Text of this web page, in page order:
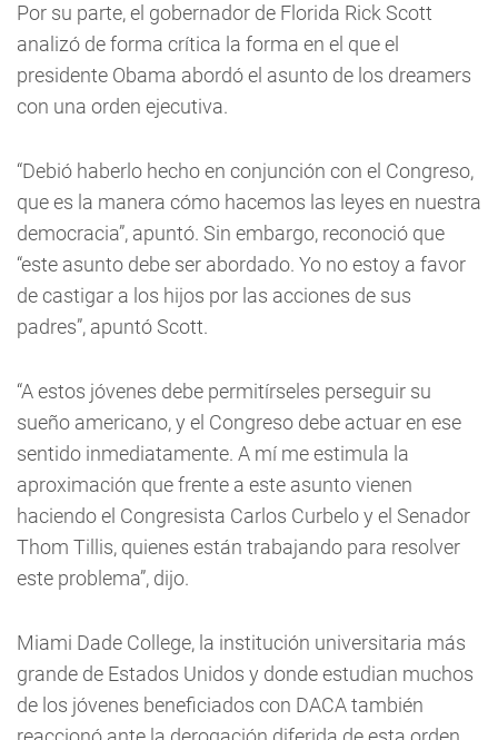
Por su parte, el gobernador de Florida Rick Scott
analizó de forma crítica la forma en el que el
presidente Obama abordó el asunto de los dreamers
con una orden ejecutiva.
“Debió haberlo hecho en conjunción con el Congreso,
que es la manera cómo hacemos las leyes en nuestra
democracia”, apuntó. Sin embargo, reconoció que
“este asunto debe ser abordado. Yo no estoy a favor
de castigar a los hijos por las acciones de sus
padres”, apuntó Scott.
“A estos jóvenes debe permitírseles perseguir su
sueño americano, y el Congreso debe actuar en ese
sentido inmediatamente. A mí me estimula la
aproximación que frente a este asunto vienen
haciendo el Congresista Carlos Curbelo y el Senador
Thom Tillis, quienes están trabajando para resolver
este problema”, dijo.
Miami Dade College, la institución universitaria más
grande de Estados Unidos y donde estudian muchos
de los jóvenes beneficiados con DACA también